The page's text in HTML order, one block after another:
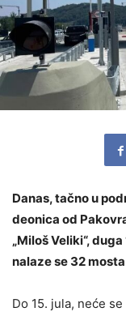
Danas, tačno u
deonica od
„Miloš Veliki“,
nalaze se 32
Do 15. jula, neće